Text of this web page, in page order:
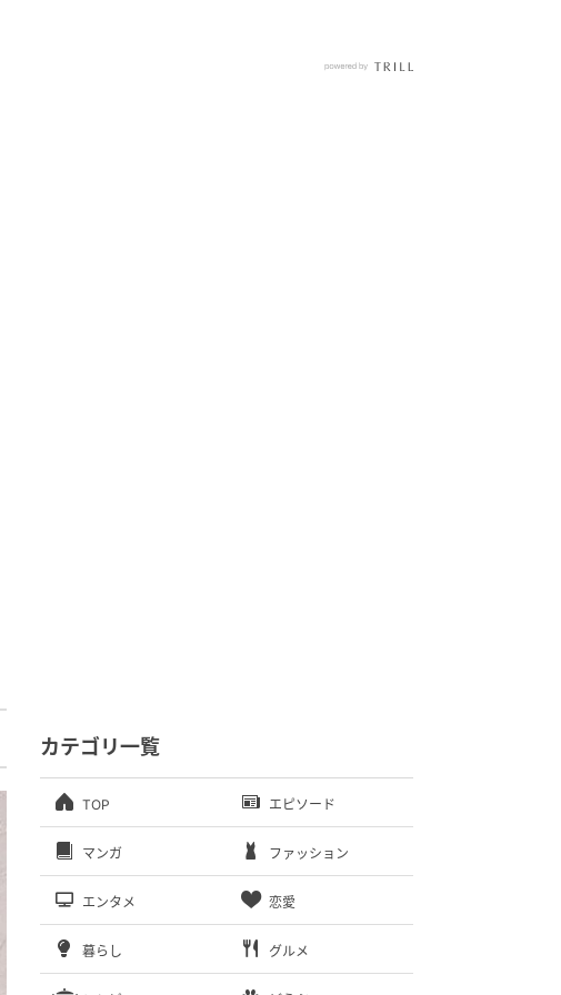
カテゴリ一覧
TOP エピソード
マンガ ファッション
エンタメ 恋愛
暮らし グルメ